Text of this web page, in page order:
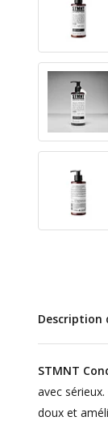
Description
STMNT
avec
doux et